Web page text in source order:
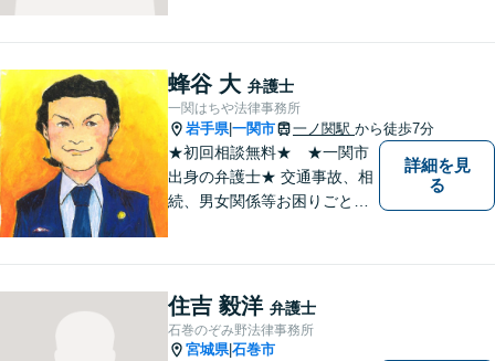
ります。何かお困りごとがご
ざいましたら、お気軽にご相
談ください。
蜂谷 大 弁護士
一関はちや法律事務所
岩手県|一関市 一ノ関駅 から徒歩7分
★初回相談無料★ ★一関市
出身の弁護士★ 交通事故、相
続、男女関係等お困りごとが
詳細を見
る
住吉 毅洋 弁護士
石巻のぞみ野法律事務所
宮城県|石巻市